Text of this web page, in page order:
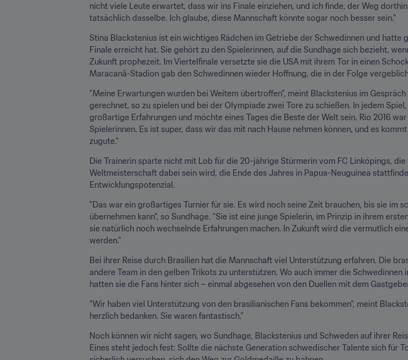
nicht viele Leute erwartet, dass wir ins Finale einziehen, und ich finde, der Weg
tatsächlich dasselbe. Ich glaube, diese Mannschaft könnte sogar noch besser sein."
Stina Blackstenius ist ein wichtiges Rädchen im Getriebe der Schwedinnen und hatte
Finale erreicht hat. Sie gehört zu den Spielerinnen, auf die Sundhage sich bezieht,
Zukunft prophezeit. Im Viertelfinale versetzte sie die USA mit ihrem Tor in einen
Maracanã-Stadion gab den Schwedinnen wieder Hoffnung, die in der Folge
"Meine Erwartungen wurden bei Weitem übertroffen", meint Blackstenius im
gerechnet, so zu spielen und bei der Olympiade zwei Tore zu schießen. In jedem
großartige Erfahrungen und möchte eines Tages die Beste der Welt sein. Rio 2016
Spielerinnen. Es ist super, dass wir das mit nach Hause nehmen können, und es
zugute."
Die Trainerin sparte nicht mit Lob für die 20-jährige Stürmerin vom FC Linköpings,
Weltmeisterschaft dabei sein wird, die Ende des Jahres in Papua-Neuguinea
Entwicklungspotenzial.
"Das war ein großartiges Turnier für sie. Es wird noch seine Zeit brauchen, bis sie im
übernehmen kann", so Sundhage. "Sie ist eine junge Spielerin, im Prinzip in ihrem
sie natürlich noch wechselnde Erfahrungen machen. In Zukunft wird die vermutlich
werden."
Bei ihrer Reise durch Brasilien hat die Mannschaft viel Unterstützung erfahren. Die
andere Team in den gelben Trikots zu unterstützen. Wo auch immer die Schwedinnen
hatten sie die Fans hinter sich – einmal abgesehen von den Duellen mit dem
"Wir haben viel Unterstützung von den brasilianischen Fans bekommen", meint
herzlich bedanken. Sie waren fantastisch."
Noch können wir nicht sagen, wo Sundhage, Blackstenius und Schweden auf ihrer
Eines steht jedoch fest: Sollte die nächste Generation schwedischer Talente sich für